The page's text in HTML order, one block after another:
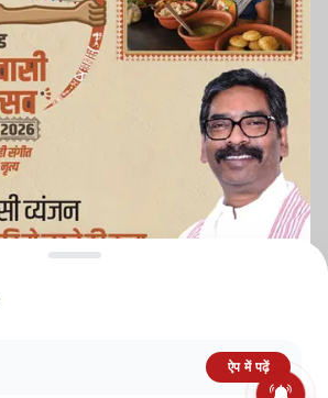
ऐप में पढ़ें